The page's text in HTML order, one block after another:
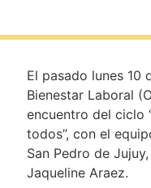
El pasado lunes 10
Bienestar Laboral
encuentro del ciclo
todos”, con el
San Pedro de
Jaqueline Araez.